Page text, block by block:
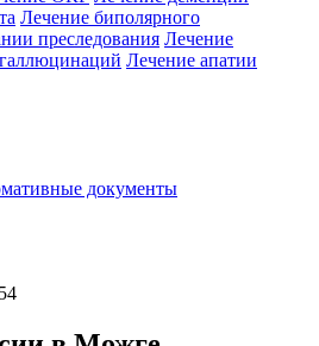
Лечение биполярного
преследования Лечение
Лечение апатии
документы